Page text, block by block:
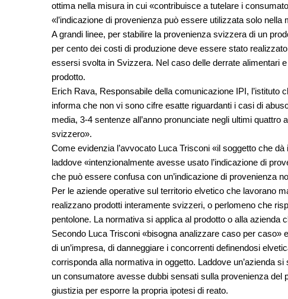
ottima nella misura in cui «contribuisce a tutelare i
«l’indicazione di provenienza può essere utilizzata solo
A grandi linee, per stabilire la provenienza svizzera di un
per cento dei costi di produzione deve essere stato
essersi svolta in Svizzera. Nel caso delle derrate alimentari
prodotto.
Erich Rava, Responsabile della comunicazione IPI, l’istituto
informa che non vi sono cifre esatte riguardanti i casi di
media, 3-4 sentenze all’anno pronunciate negli ultimi
svizzero».
Come evidenzia l’avvocato Luca Trisconi «il soggetto che
laddove «intenzionalmente avesse usato l’indicazione di
che può essere confusa con un’indicazione di provenienza
Per le aziende operative sul territorio elvetico che lavorano
realizzano prodotti interamente svizzeri, o perlomeno che
pentolone. La normativa si applica al prodotto o alla azienda
Secondo Luca Trisconi «bisogna analizzare caso per caso»
di un’impresa, di danneggiare i concorrenti definendosi
corrisponda alla normativa in oggetto. Laddove un’azienda
un consumatore avesse dubbi sensati sulla provenienza del
giustizia per esporre la propria ipotesi di reato.